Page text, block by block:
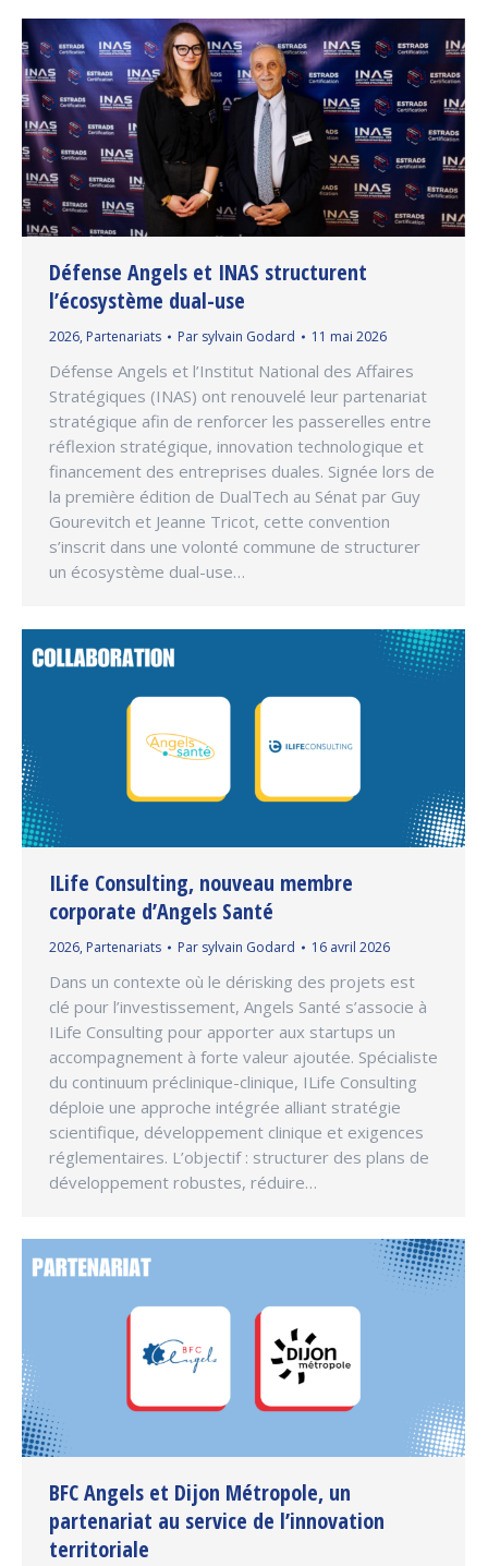
Défense Angels et INAS structurent
l’écosystème dual-use
2026, Partenariats Par sylvain Godard 11 mai 2026
Défense Angels et l’Institut National des Affaires
Stratégiques (INAS) ont renouvelé leur partenariat
stratégique afin de renforcer les passerelles entre
réflexion stratégique, innovation technologique et
financement des entreprises duales. Signée lors de
la première édition de DualTech au Sénat par Guy
Gourevitch et Jeanne Tricot, cette convention
s’inscrit dans une volonté commune de structurer
un écosystème dual-use…
ILife Consulting, nouveau membre
corporate d’Angels Santé
2026, Partenariats Par sylvain Godard 16 avril 2026
Dans un contexte où le dérisking des projets est
clé pour l’investissement, Angels Santé s’associe à
ILife Consulting pour apporter aux startups un
accompagnement à forte valeur ajoutée. Spécialiste
du continuum préclinique-clinique, ILife Consulting
déploie une approche intégrée alliant stratégie
scientifique, développement clinique et exigences
réglementaires. L’objectif : structurer des plans de
développement robustes, réduire…
BFC Angels et Dijon Métropole, un
partenariat au service de l’innovation
territoriale